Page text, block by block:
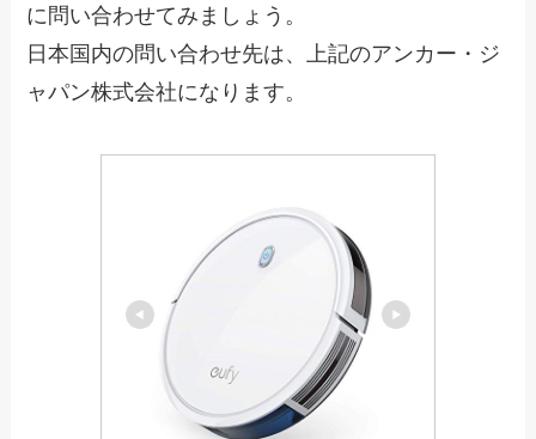
に問い合わせてみましょう。
日本国内の問い合わせ先は、上記のアンカー・ジ
ャパン株式会社になります。